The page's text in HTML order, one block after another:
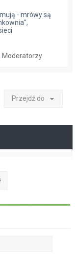
- mrówy są
Moderatorzy
Przejdź do